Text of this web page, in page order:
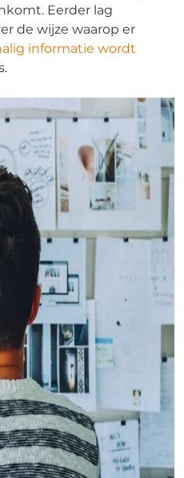
Eerder lag
de wijze waarop er
informatie wordt